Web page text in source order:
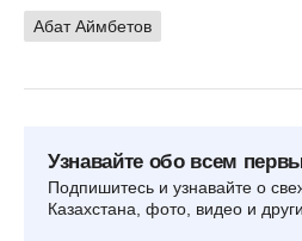
Абат Аймбетов
Узнавайте обо всем
Подпишитесь и узнавайте о
Казахстана, фото, видео и